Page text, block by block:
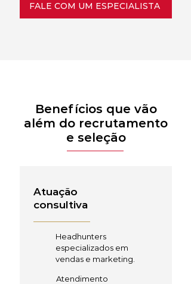
FALE COM UM ESPECIALISTA
Benefícios que vão
além do recrutamento
e seleção
Atuação
consultiva
Headhunters
especializados em
vendas e marketing.
Atendimento